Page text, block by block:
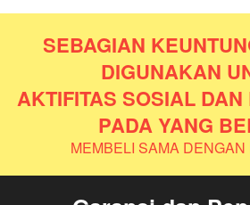
SEBAGIAN
DIGUNAKAN
AKTIFITAS SOSIAL
PADA YANG
MEMBELI SAMA